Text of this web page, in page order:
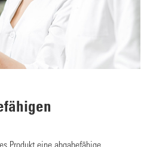
Produkt eine abgabefähige